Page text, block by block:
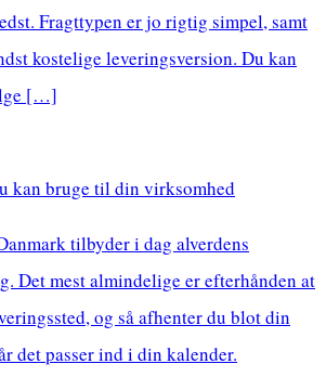
Fragttypen er jo rigtig simpel, samt
kostelige leveringsversion. Du kan
[…]
kan bruge til din virksomhed
tilbyder i dag alverdens
Det mest almindelige er efterhånden at
og så afhenter du blot din
det passer ind i din kalender.